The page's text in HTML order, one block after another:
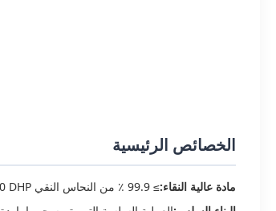
الخصائص الرئيسية
مادة عالية النقاء:≥ 99.9 ٪ من النحاس النقي C12200 DHP مع توصيل حراري وكهربائي ممتاز